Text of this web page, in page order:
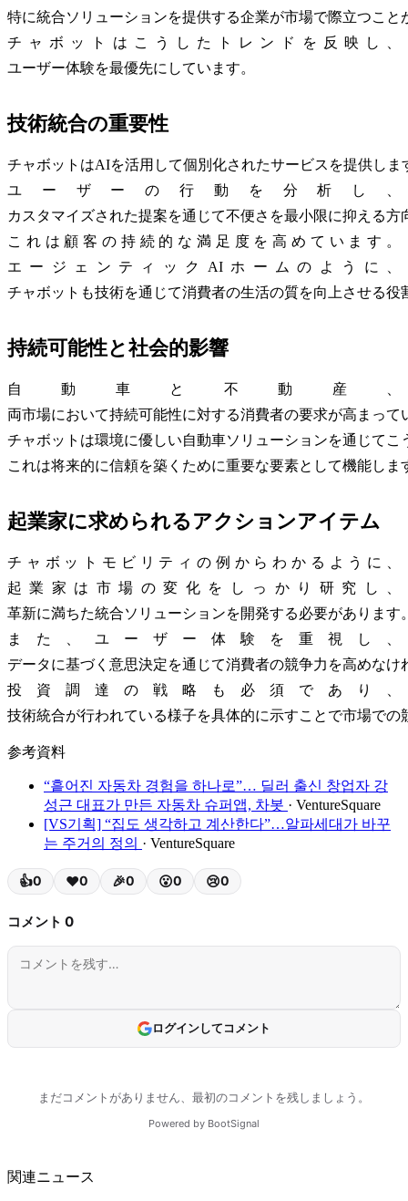
特に統合ソリューションを提供する企業が市場で際立つこと
チャボットはこうしたトレンドを反映し、
ユーザー体験を最優先にしています。
技術統合の重要性
チャボットはAIを活用して個別化されたサービスを提供しま
ユーザーの行動を分析し、
カスタマイズされた提案を通じて不便さを最小限に抑える方
これは顧客の持続的な満足度を高めています。
エージェンティックAIホームのように、
チャボットも技術を通じて消費者の生活の質を向上させる役
持続可能性と社会的影響
自動車と不動産、
両市場において持続可能性に対する消費者の要求が高まって
チャボットは環境に優しい自動車ソリューションを通じてこ
これは将来的に信頼を築くために重要な要素として機能しま
起業家に求められるアクションアイテム
チャボットモビリティの例からわかるように、
起業家は市場の変化をしっかり研究し、
革新に満ちた統合ソリューションを開発する必要があります
また、ユーザー体験を重視し、
データに基づく意思決定を通じて消費者の競争力を高めなけ
投資調達の戦略も必須であり、
技術統合が行われている様子を具体的に示すことで市場で
参考資料
“흩어진 자동차 경험을 하나로”… 딜러 출신 창업자 강
성근 대표가 만든 자동차 슈퍼앱, 차봇 · VentureSquare
[VS기획] “집도 생각하고 계산한다”…알파세대가 바꾸
는 주거의 정의 · VentureSquare
関連ニュース